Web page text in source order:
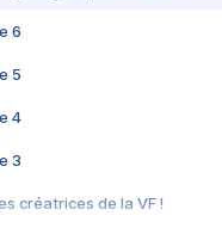
6
5
4
3
créatrices de la VF !